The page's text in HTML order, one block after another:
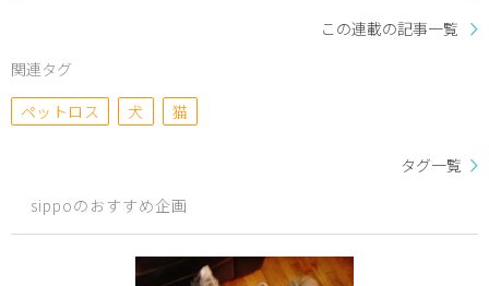
この連載の記事一覧
関連タグ
ペットロス
犬 猫
タグ一覧
sippoのおすすめ企画